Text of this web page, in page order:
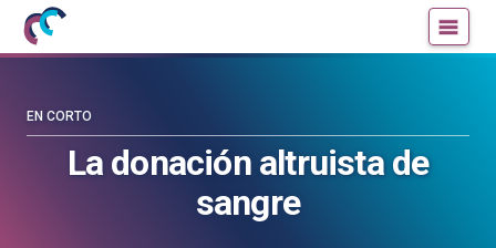
Mujeres
con
blog
La donación altruista de
sangre
EN CORTO